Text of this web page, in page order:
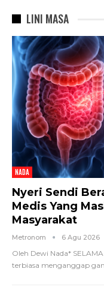
LINI MASA
NADA
Nyeri Sendi
Medis Yang
Masyarakat
Metronom 6 Agu 2026
Oleh Dewi Nada*
terbiasa menganggap